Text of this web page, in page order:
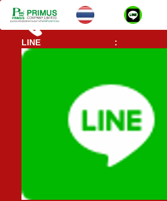
CALL CENTER : 02-693-
LINE :